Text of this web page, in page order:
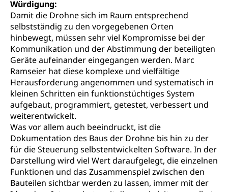
Würdigung:
Damit die Drohne sich im Raum entsprechend
selbstständig zu den vorgegebenen Orten
hinbewegt, müssen sehr viel Kompromisse bei der
Kommunikation und der Abstimmung der beteiligten
Geräte aufeinander eingegangen werden. Marc
Ramseier hat diese komplexe und vielfältige
Herausforderung angenommen und systematisch in
kleinen Schritten ein funktionstüchtiges System
aufgebaut, programmiert, getestet, verbessert und
weiterentwickelt.
Was vor allem auch beeindruckt, ist die
Dokumentation des Baus der Drohne bis hin zu der
für die Steuerung selbstentwickelten Software. In der
Darstellung wird viel Wert daraufgelegt, die einzelnen
Funktionen und das Zusammenspiel zwischen den
Bauteilen sichtbar werden zu lassen, immer mit der
zentras (Betrieb und Unterhalt LU, OW, NW,
ZG)
Strassenverkehrsamt
Verkehr und Infrastruktur vif
Kantonsstrassen
Persönliches
Zivilstand
Geburt, Heirat, Ehe, Partnerschaft, Tod,
Zivilstandsamt, Zivilstandsregiste
Zivilstandswesen
Adoption
Adoptivkind, Adoptiveltern, Adoptionsvermittlung,
Adoptionsverfahren, elterliche Gewalt, elterliche
Sorge
Adoption
Aufenthaltsbewilligungen
Niederlassungsbewilligung, Aufenthalt,
Niederlassung, Wohnsitz